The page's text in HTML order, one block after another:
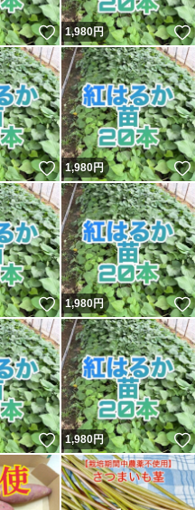
いいね！
1,980円
いいね！
1,980円
いいね！
1,980円
いいね！
1,980円